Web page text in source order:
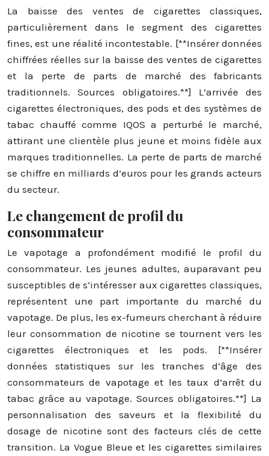
La baisse des ventes de cigarettes classiques,
particulièrement dans le segment des cigarettes
fines, est une réalité incontestable. [**Insérer données
chiffrées réelles sur la baisse des ventes de cigarettes
et la perte de parts de marché des fabricants
traditionnels. Sources obligatoires.**] L’arrivée des
cigarettes électroniques, des pods et des systèmes de
tabac chauffé comme IQOS a perturbé le marché,
attirant une clientèle plus jeune et moins fidèle aux
marques traditionnelles. La perte de parts de marché
se chiffre en milliards d’euros pour les grands acteurs
du secteur.
Le changement de profil du
consommateur
Le vapotage a profondément modifié le profil du
consommateur. Les jeunes adultes, auparavant peu
susceptibles de s’intéresser aux cigarettes classiques,
représentent une part importante du marché du
vapotage. De plus, les ex-fumeurs cherchant à réduire
leur consommation de nicotine se tournent vers les
cigarettes électroniques et les pods. [**Insérer
données statistiques sur les tranches d’âge des
consommateurs de vapotage et les taux d’arrêt du
tabac grâce au vapotage. Sources obligatoires.**] La
personnalisation des saveurs et la flexibilité du
dosage de nicotine sont des facteurs clés de cette
transition. La Vogue Bleue et les cigarettes similaires